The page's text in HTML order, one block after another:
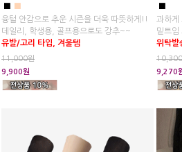
■ ■
융털 안감으로 추운 시즌을 더욱 따뜻하게!!
데일리, 학생용, 골프용으로도 강추~~
유발/고리 타입, 겨울템
11,000원
9,900원
■
과하게
밑트임
위탁발
9,270